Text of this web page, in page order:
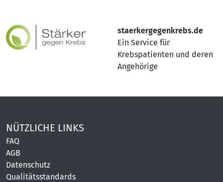
staerkergegenkrebs.de
Ein Service für
Krebspatienten und deren
Angehörige
NÜTZLICHE LINKS
FAQ
AGB
Datenschutz
Qualitätsstandards